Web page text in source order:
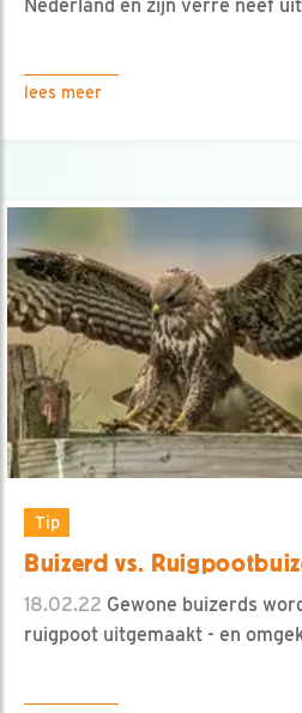
Nederland en zijn verre neef
lees meer
Tip
Buizerd vs.
18.02.22 Gewone buizerds
ruigpoot uitgemaakt - en